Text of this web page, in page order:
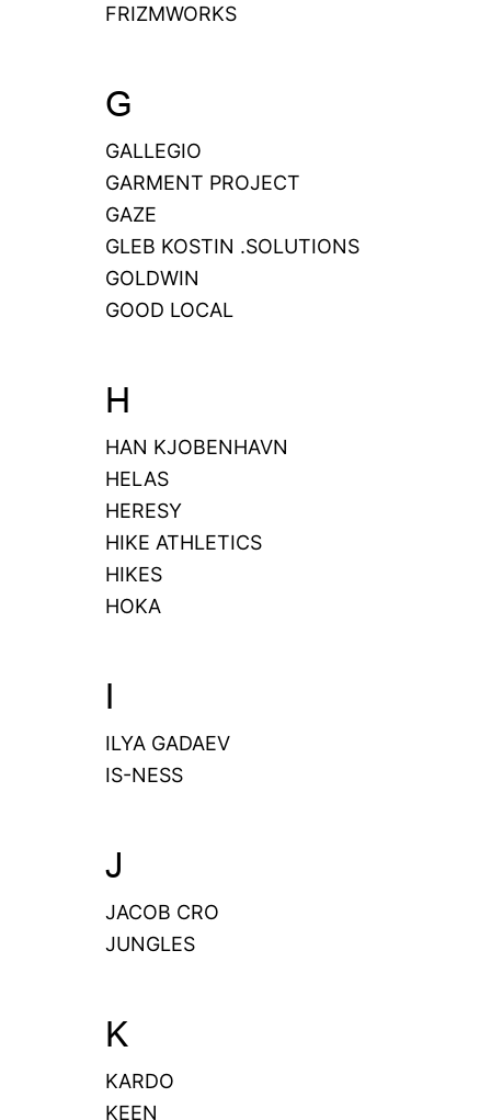
FRIZMWORKS
G
GALLEGIO
GARMENT PROJECT
GAZE
GLEB KOSTIN .SOLUTIONS
GOLDWIN
GOOD LOCAL
H
HAN KJOBENHAVN
HELAS
HERESY
HIKE ATHLETICS
HIKES
HOKA
I
ILYA GADAEV
IS-NESS
J
JACOB CRO
JUNGLES
K
KARDO
KEEN